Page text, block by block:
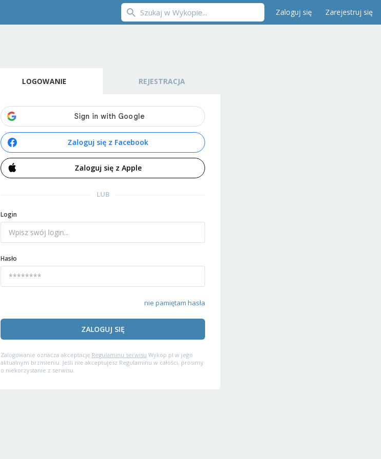
Zaloguj się Zarejestruj się
LOGOWANIE REJESTRACJA
Zaloguj się z Facebook
Zaloguj się z Apple
LUB
Login
Hasło
nie pamiętam hasła
ZALOGUJ SIĘ
Zalogowanie oznacza akceptację Regulaminu serwisu Wykop.pl w jego
aktualnym brzmieniu. Jeśli nie akceptujesz Regulaminu w całości, prosimy
o niekorzystanie z serwisu.